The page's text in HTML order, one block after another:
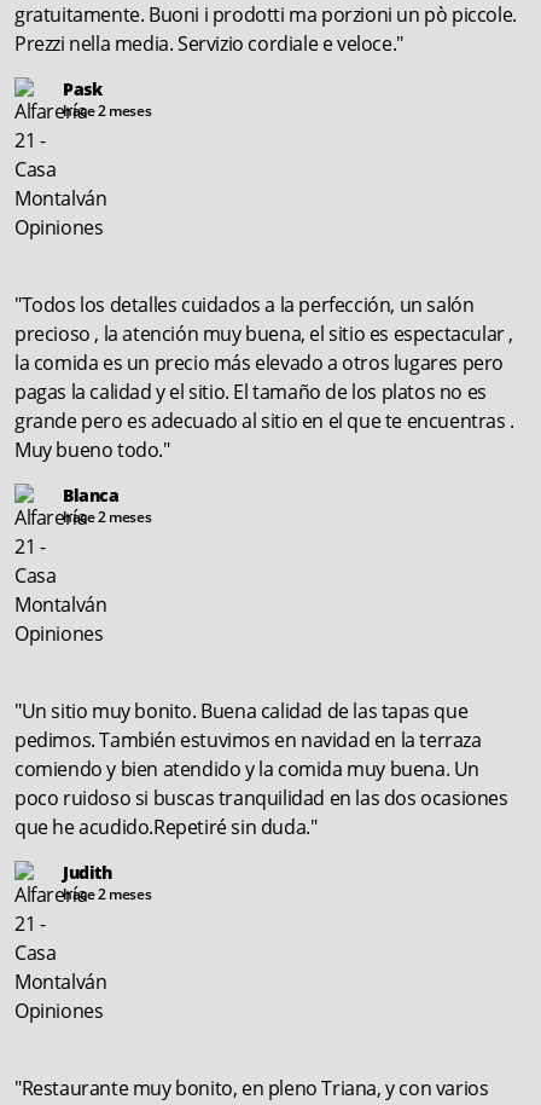
gratuitamente. Buoni i prodotti ma porzioni un pò piccole.
Prezzi nella media. Servizio cordiale e veloce."
Pask
hace 2 meses
"Todos los detalles cuidados a la perfección, un salón
precioso , la atención muy buena, el sitio es espectacular ,
la comida es un precio más elevado a otros lugares pero
pagas la calidad y el sitio. El tamaño de los platos no es
grande pero es adecuado al sitio en el que te encuentras .
Muy bueno todo."
Blanca
hace 2 meses
"Un sitio muy bonito. Buena calidad de las tapas que
pedimos. También estuvimos en navidad en la terraza
comiendo y bien atendido y la comida muy buena. Un
poco ruidoso si buscas tranquilidad en las dos ocasiones
que he acudido.Repetiré sin duda."
Judith
hace 2 meses
"Restaurante muy bonito, en pleno Triana, y con varios